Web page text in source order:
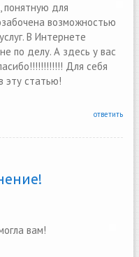
понятную для
возможностью
В Интернете
по делу. А здесь у вас
Для себя
эту статью!
ответить
вам!